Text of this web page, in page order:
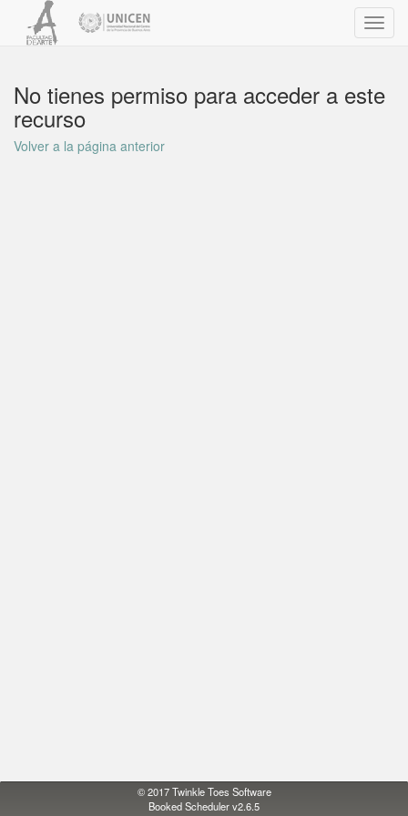
No tienes permiso para acceder a este
recurso
Volver a la página anterior
© 2017Twinkle Toes Software
Booked Scheduler v2.6.5